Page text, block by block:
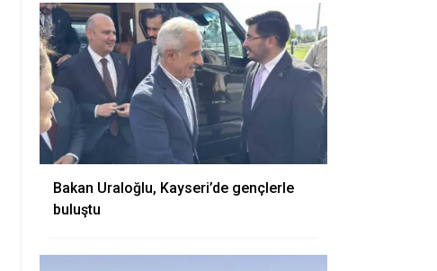
Bakan Uraloğlu, Kayseri’de gençlerle
buluştu